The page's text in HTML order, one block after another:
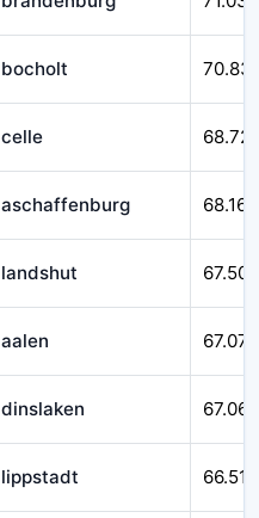
bocholt
celle 68.721
aschaffenburg 68.167
landshut 67.509
aalen 67.079
dinslaken 67.065
lippstadt 66.518